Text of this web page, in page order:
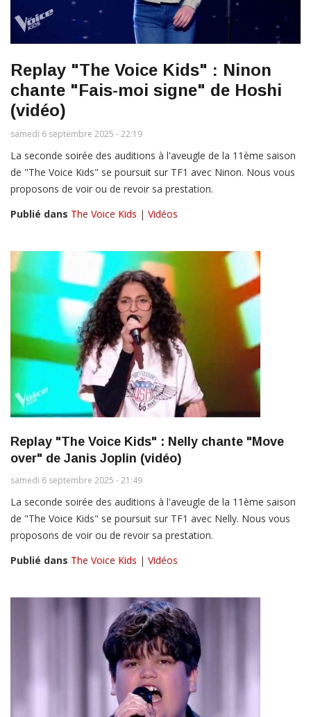
Replay "The Voice Kids" : Ninon
chante "Fais-moi signe" de Hoshi
(vidéo)
samedi 6 septembre 2025 - 22:19
La seconde soirée des auditions à l'aveugle de la 11ème saison
de "The Voice Kids" se poursuit sur TF1 avec Ninon. Nous vous
proposons de voir ou de revoir sa prestation.
Publié dans The Voice Kids | Vidéos
Replay "The Voice Kids" : Nelly chante "Move
over" de Janis Joplin (vidéo)
samedi 6 septembre 2025 - 21:49
La seconde soirée des auditions à l'aveugle de la 11ème saison
de "The Voice Kids" se poursuit sur TF1 avec Nelly. Nous vous
proposons de voir ou de revoir sa prestation.
Publié dans The Voice Kids | Vidéos